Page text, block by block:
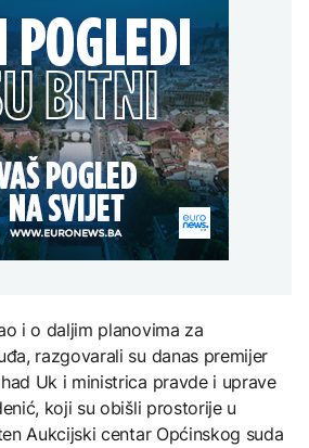
Tunjicama
DRUŠTVO
Banjaluka: Počinje
testiranje novog
cjevovoda prema
Tunjicama
Zelenski stigao u Srbiju
nosila krovove u
Rumuniji
AKTUELNO
Španija od sutra uvodi
privremene kontrole za
putnike iz Italije
Perseidi stiže sredinom
augusta
TEHNOLOGIJA
Istorijska presuda protiv
Mete, zbog ugrožavanja
djece moraju platiti 942
miliona dolara
drevnim piramidama
Meroe u Sudanu
i o daljim planovima za
razgovarali su danas premijer
Uk i ministrica pravde i uprave
koji su obišli prostorije u
Aukcijski centar Općinskog suda